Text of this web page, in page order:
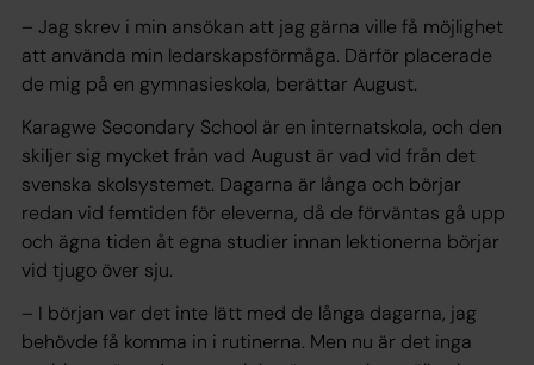
– Jag skrev i min ansökan att jag gärna ville få möjlighet
att använda min ledarskapsförmåga. Därför placerade
de mig på en gymnasieskola, berättar August.
Karagwe Secondary School är en internatskola, och den
skiljer sig mycket från vad August är vad vid från det
svenska skolsystemet. Dagarna är långa och börjar
redan vid femtiden för eleverna, då de förväntas gå upp
och ägna tiden åt egna studier innan lektionerna börjar
vid tjugo över sju.
– I början var det inte lätt med de långa dagarna, jag
behövde få komma in i rutinerna. Men nu är det inga